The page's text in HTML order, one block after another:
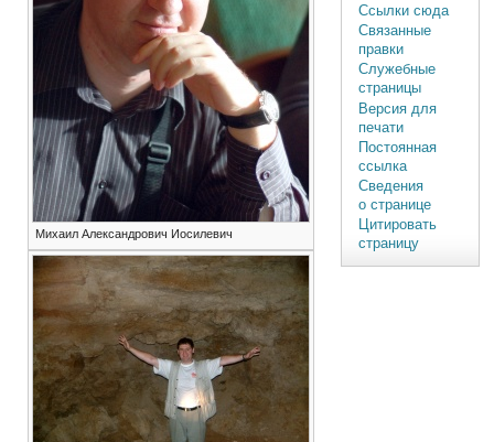
Михаил Александрович Иосилевич
Ссылки сюда
Связанные
правки
Служебные
страницы
Версия для
печати
Постоянная
ссылка
Сведения
о странице
Цитировать
страницу